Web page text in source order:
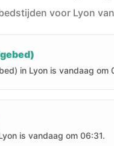
voor Lyon
in Lyon is vandaag om
is vandaag om 06:31.